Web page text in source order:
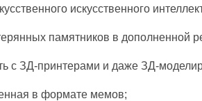
искусственного
памятников в дополненной
с ЗД-принтерами и даже ЗД-
в формате мемов;